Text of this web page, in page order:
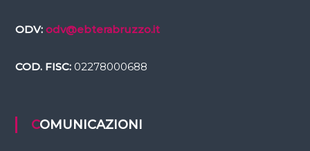
ODV: odv@ebterabruzzo.it
COD. FISC:02278000688
COMUNICAZIONI